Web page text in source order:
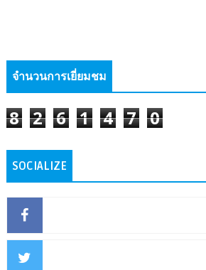
จำนวนการเยี่ยมชม
8 2 6 1 4 7 0
SOCIALIZE